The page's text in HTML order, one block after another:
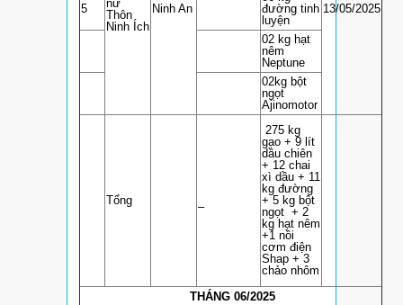
nữ
Thôn
Ninh Ích
Ninh An 13/05/2025
5
đường tinh
luyện
02 kg hạt
nêm
Neptune
02kg bột
ngọt
Ajinomotor
Tổng –
275 kg
gạo + 9 lít
dầu chiên
+ 12 chai
xì dầu + 11
kg đường
+ 5 kg bột
ngọt + 2
kg hạt nêm
+1 nồi
cơm điện
Shap + 3
chảo nhôm
THÁNG 06/2025